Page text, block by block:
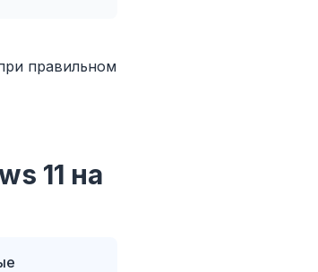
правильном
11 на